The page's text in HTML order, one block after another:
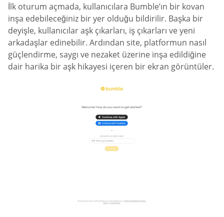
İlk oturum açmada, kullanıcılara Bumble’ın bir kovan
inşa edebileceğiniz bir yer olduğu bildirilir. Başka bir
deyişle, kullanıcılar aşk çıkarları, iş çıkarları ve yeni
arkadaşlar edinebilir. Ardından site, platformun nasıl
güçlendirme, saygı ve nezaket üzerine inşa edildiğine
dair harika bir aşk hikayesi içeren bir ekran görüntüler.